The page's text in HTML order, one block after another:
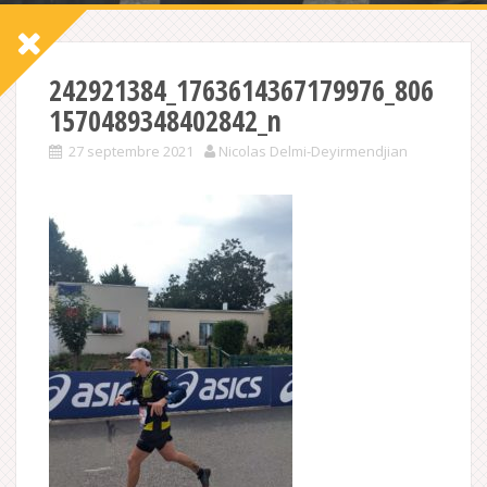
242921384_1763614367179976_806
1570489348402842_n
27 septembre 2021 Nicolas Delmi-Deyirmendjian